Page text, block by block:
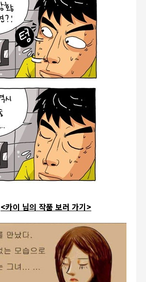
<카이 님의 작품 보러 가기>